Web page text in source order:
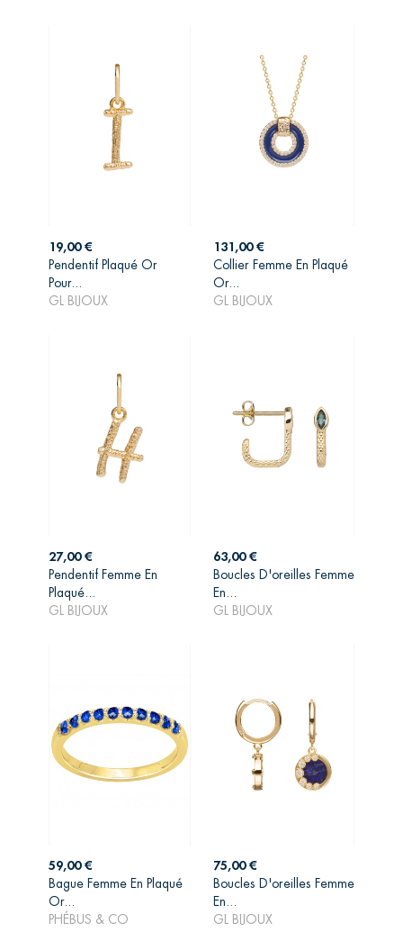
Prix
19,00 €
Pendentif Plaqué Or
Pour...
GL BIJOUX
AJOUTER AU
Prix
131,00 €
Collier Femme En Plaqué
Or...
GL BIJOUX
AJOUTER AU
Prix
27,00 €
Pendentif Femme En
Plaqué...
GL BIJOUX
AJOUTER AU
Prix
63,00 €
Boucles D'oreilles Femme
En...
GL BIJOUX
AJOUTER AU
Prix
59,00 €
Bague Femme En Plaqué
Or...
PHÉBUS & CO
AJOUTER AU
Prix
75,00 €
Boucles D'oreilles Femme
En...
GL BIJOUX
AJOUTER AU